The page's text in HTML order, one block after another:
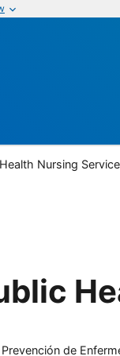
Nursing Service
de